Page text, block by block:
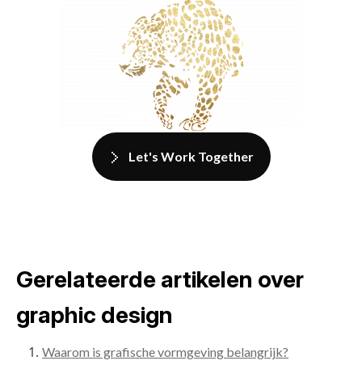
Let's Work Together
Gerelateerde artikelen over
graphic design
Waarom is grafische vormgeving belangrijk?